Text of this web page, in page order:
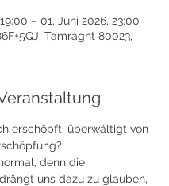
– 01. Juni 2026, 23:00
Tamraght 80023,
erschöpft, überwältigt von
denn die
uns dazu zu glauben,